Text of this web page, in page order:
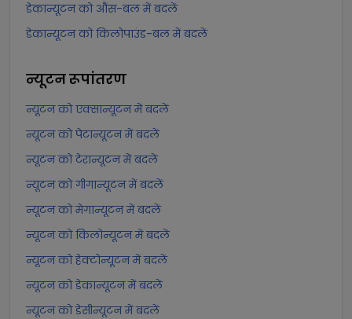
डेकान्यूटन को औंस-बल में बदलें
डेकान्यूटन को किलोपाउंड-बल में बदलें
न्यूटनरूपांतरण
न्यूटन को एक्सान्यूटन में बदलें
न्यूटन को पेटान्यूटन में बदलें
न्यूटन को टेरान्यूटन में बदलें
न्यूटन को गीगान्यूटन में बदलें
न्यूटन को मेगान्यूटन में बदलें
न्यूटन को किलोन्यूटन में बदलें
न्यूटन को हेक्टोन्यूटन में बदलें
न्यूटन को डेकान्यूटन में बदलें
न्यूटन को डेसीन्यूटन में बदलें